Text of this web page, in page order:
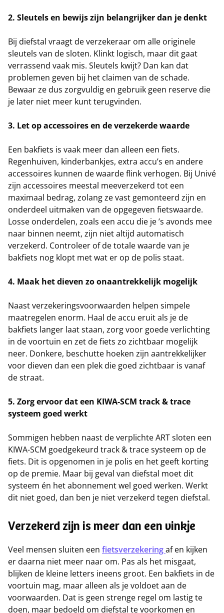
2. Sleutels en bewijs zijn belangrijker dan je denkt
Bij diefstal vraagt de verzekeraar om alle originele
sleutels van de sloten. Klinkt logisch, maar dit gaat
verrassend vaak mis. Sleutels kwijt? Dan kan dat
problemen geven bij het claimen van de schade.
Bewaar ze dus zorgvuldig en gebruik geen reserve die
je later niet meer kunt terugvinden.
3. Let op accessoires en de verzekerde waarde
Een bakfiets is vaak meer dan alleen een fiets.
Regenhuiven, kinderbankjes, extra accu’s en andere
accessoires kunnen de waarde flink verhogen. Bij Univé
zijn accessoires meestal meeverzekerd tot een
maximaal bedrag, zolang ze vast gemonteerd zijn en
onderdeel uitmaken van de opgegeven fietswaarde.
Losse onderdelen, zoals een accu die je ’s avonds mee
naar binnen neemt, zijn niet altijd automatisch
verzekerd. Controleer of de totale waarde van je
bakfiets nog klopt met wat er op de polis staat.
4. Maak het dieven zo onaantrekkelijk mogelijk
Naast verzekeringsvoorwaarden helpen simpele
maatregelen enorm. Haal de accu eruit als je de
bakfiets langer laat staan, zorg voor goede verlichting
in de voortuin en zet de fiets zo zichtbaar mogelijk
neer. Donkere, beschutte hoeken zijn aantrekkelijker
voor dieven dan een plek die goed zichtbaar is vanaf
de straat.
5. Zorg ervoor dat een KIWA-SCM track & trace
systeem goed werkt
Sommigen hebben naast de verplichte ART sloten een
KIWA-SCM goedgekeurd track & trace systeem op de
fiets. Dit is opgenomen in je polis en het geeft korting
op de premie. Maar bij geval van diefstal moet dit
systeem én het abonnement wel goed werken. Werkt
dit niet goed, dan ben je niet verzekerd tegen diefstal.
Verzekerd zijn is meer dan een vinkje
Veel mensen sluiten een fietsverzekeringaf en kijken
er daarna niet meer naar om. Pas als het misgaat,
blijken de kleine letters ineens groot. Een bakfiets in de
voortuin mag, maar alleen als je voldoet aan de
voorwaarden. Dat is geen strenge regel om lastig te
doen, maar bedoeld om diefstal te voorkomen en